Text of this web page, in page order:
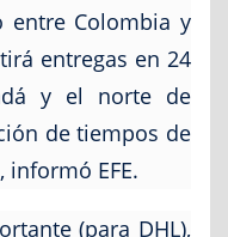
entre Colombia y
entregas en 24
y el norte de
de tiempos de
informó EFE.
(para DHL),